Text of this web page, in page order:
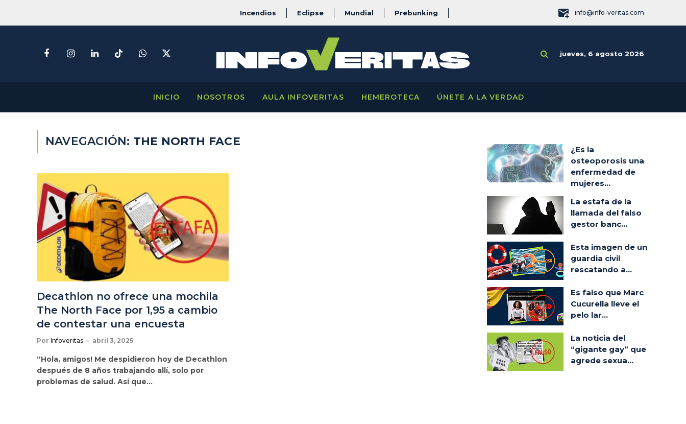
Incendios Eclipse Mundial Prebunking info@info-veritas.com
FacebookInstagramLinkedInTikTokWhatsApp
X
jueves, 6 agosto 2026
INICIO NOSOTROS AULA INFOVERITAS HEMEROTECA ÚNETE A LA VERDAD
NAVEGACIÓN: THE NORTH FACE
Decathlon no ofrece una mochila
The North Face por 1,95 a cambio
de contestar una encuesta
Por Infoveritas abril 3, 2025
“Hola, amigos! Me despidieron hoy de Decathlon
después de 8 años trabajando allí, solo por
problemas de salud. Así que…
¿Es la
osteoporosis una
enfermedad de
mujeres...
La estafa de la
llamada del falso
gestor banc...
Esta imagen de un
guardia civil
rescatando a...
Es falso que Marc
Cucurella lleve el
pelo lar...
La noticia del
“gigante gay” que
agrede sexua...